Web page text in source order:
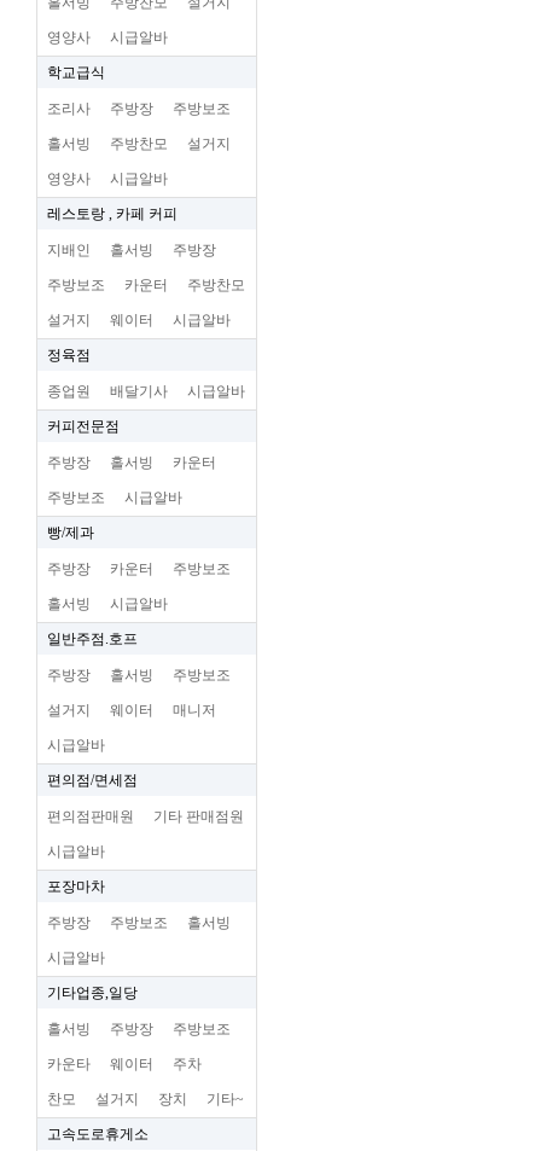
영양사 시급알바
학교급식
조리사 주방장 주방보조
홀서빙 주방찬모 설거지
영양사 시급알바
레스토랑 , 카페 커피
지배인 홀서빙 주방장
주방보조 카운터 주방찬모
설거지 웨이터 시급알바
정육점
종업원 배달기사 시급알바
커피전문점
주방장 홀서빙 카운터
주방보조 시급알바
빵/제과
주방장 카운터 주방보조
홀서빙 시급알바
일반주점.호프
주방장 홀서빙 주방보조
설거지 웨이터 매니저
시급알바
편의점/면세점
편의점판매원 기타 판매점원
시급알바
포장마차
주방장 주방보조 홀서빙
시급알바
기타업종,일당
홀서빙 주방장 주방보조
카운타 웨이터 주차
찬모 설거지 장치 기타~
고속도로휴게소